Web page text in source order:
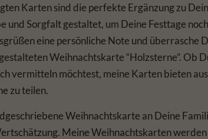
Karten sind die perfekte Ergänzung zu
und Sorgfalt gestaltet, um Deine Festtage
eine persönliche Note und überrasche
Weihnachtskarte “Holzsterne”. Ob
vermitteln möchtest, meine Karten bieten
zu teilen.
Weihnachtskarte an Deine
Meine Weihnachtskarten